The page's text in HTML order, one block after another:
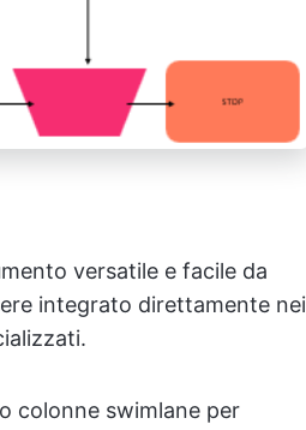
versatile e facile da
integrato direttamente nei
colonne swimlane per